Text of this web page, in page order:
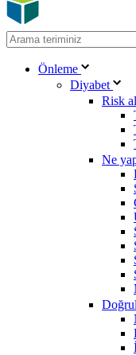
Önleme
Diyabet
Risk
Ne